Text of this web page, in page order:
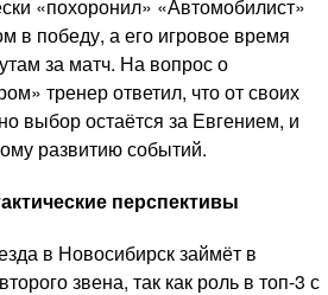
«похоронил» «Автомобилист»
в победу, а его игровое время
за матч. На вопрос о
тренер ответил, что от своих
выбор остаётся за Евгением, и
развитию событий.
перспективы
в Новосибирск займёт в
звена, так как роль в топ-3 с